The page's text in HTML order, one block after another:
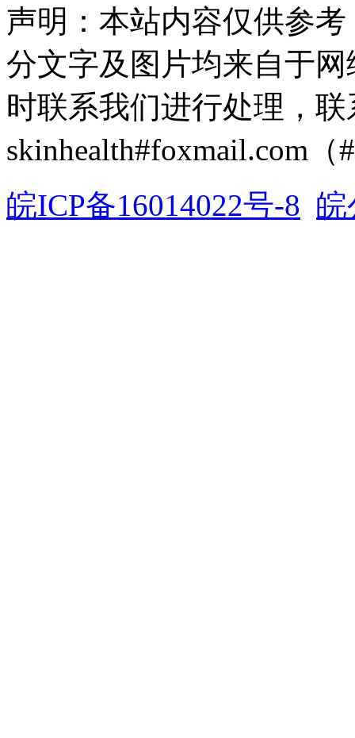
声明：本站内容仅供参
分文字及图片均来自于
时联系我们进行处理，
skinhealth#foxmail.com（
皖ICP备16014022号-8 皖